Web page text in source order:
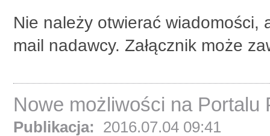
Nie należy otwierać wiadomości,
mail nadawcy. Załącznik może
Nowe możliwości na Portalu
Publikacja: 2016.07.04 09:41